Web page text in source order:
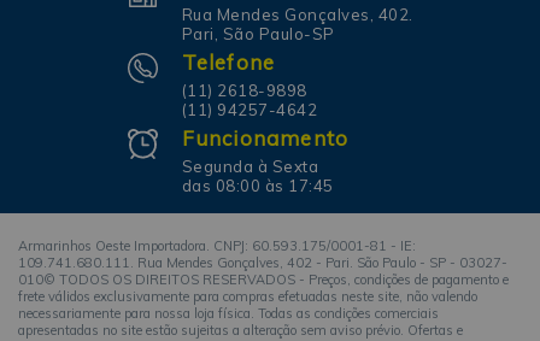
Rua Mendes Gonçalves, 402.
Pari, São Paulo-SP
Telefone
(11) 2618-9898
(11) 94257-4642
Funcionamento
Segunda à Sexta
das 08:00 às 17:45
Armarinhos Oeste Importadora. CNPJ: 60.593.175/0001-81 - IE:
109.741.680.111. Rua Mendes Gonçalves, 402 - Pari. São Paulo - SP - 03027-
010© TODOS OS DIREITOS RESERVADOS - Preços, condições de pagamento e
frete válidos exclusivamente para compras efetuadas neste site, não valendo
necessariamente para nossa loja física. Todas as condições comerciais
apresentadas no site estão sujeitas a alteração sem aviso prévio. Ofertas e